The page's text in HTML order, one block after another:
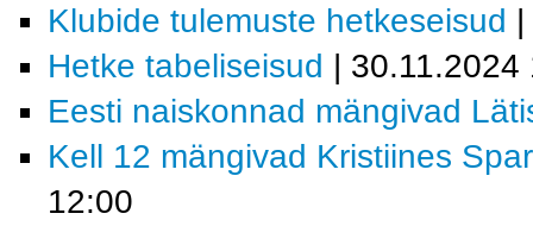
Klubide tulemuste hetkeseisud
Hetke tabeliseisud | 30.11.2024
Eesti naiskonnad mängivad
Kell 12 mängivad Kristiines
12:00